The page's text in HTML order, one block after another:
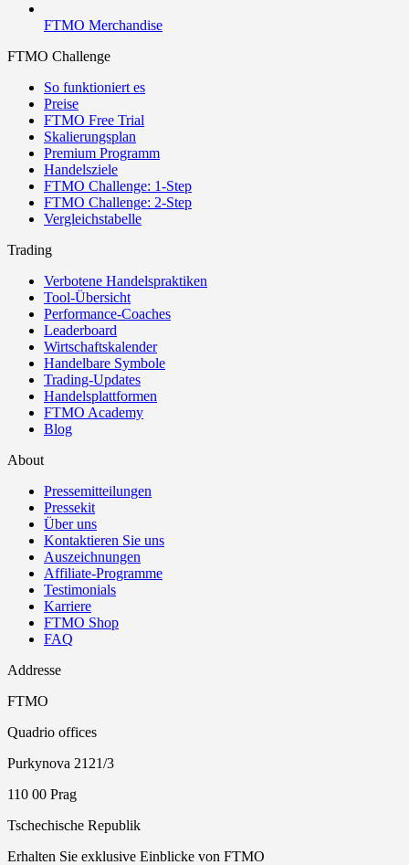
FTMO Merchandise
FTMO Challenge
So funktioniert es
Preise
FTMO Free Trial
Skalierungsplan
Premium Programm
Handelsziele
FTMO Challenge: 1-Step
FTMO Challenge: 2-Step
Vergleichstabelle
Trading
Verbotene Handelspraktiken
Tool-Übersicht
Performance-Coaches
Leaderboard
Wirtschaftskalender
Handelbare Symbole
Trading-Updates
Handelsplattformen
FTMO Academy
Blog
About
Pressemitteilungen
Pressekit
Über uns
Kontaktieren Sie uns
Auszeichnungen
Affiliate-Programme
Testimonials
Karriere
FTMO Shop
FAQ
Addresse
FTMO
Quadrio offices
Purkynova 2121/3
110 00 Prag
Tschechische Republik
Erhalten Sie exklusive Einblicke von FTMO